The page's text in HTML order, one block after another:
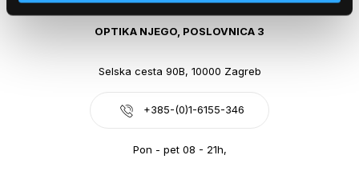
OPTIKA NJEGO, POSLOVNICA 3
Selska cesta 90B, 10000 Zagreb
+385-(0)1-6155-346
Pon - pet 08 - 21h,